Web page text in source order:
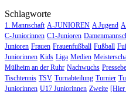
Schlagworte
1. Mannschaft A-JUNIOREN A Jugend
C-Juniorinnen C1-Junioren
Junioren Frauen Frauenfußball Fußball
Juniorinnen Kids Liga Medien
Mülheim an der Ruhr Nachwuchs
Tischtennis TSV Turnabteilung Turnier
Juniorinnen U17 Juniorinnen Zweite [Hier